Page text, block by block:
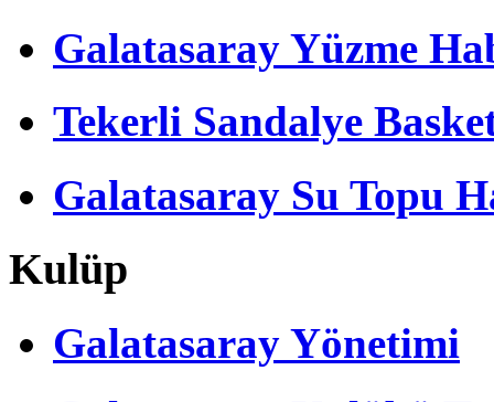
Galatasaray Yüzme
Tekerli Sandalye
Galatasaray Su Topu
Kulüp
Galatasaray Yönetimi